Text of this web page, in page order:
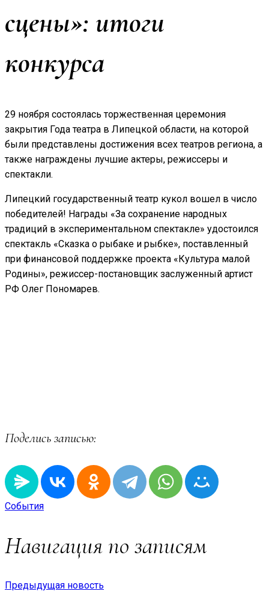
сцены»: итоги
конкурса
29 ноября состоялась торжественная церемония
закрытия Года театра в Липецкой области, на которой
были представлены достижения всех театров региона, а
также награждены лучшие актеры, режиссеры и
спектакли.
Липецкий государственный театр кукол вошел в число
победителей! Награды «За сохранение народных
традиций в экспериментальном спектакле» удостоился
спектакль «Сказка о рыбаке и рыбке», поставленный
при финансовой поддержке проекта «Культура малой
Родины», режиссер-постановщик заслуженный артист
РФ Олег Пономарев.
Поделись записью:
События
Навигация по записям
Предыдущая новость